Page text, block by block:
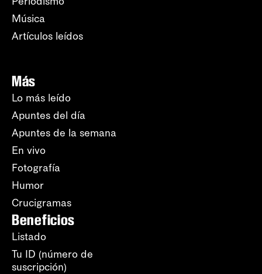
Música
Artículos leídos
Más
Lo más leído
Apuntes del día
Apuntes de la semana
En vivo
Fotografía
Humor
Crucigramas
Beneficios
Listado
Tu ID (número de
suscripción)